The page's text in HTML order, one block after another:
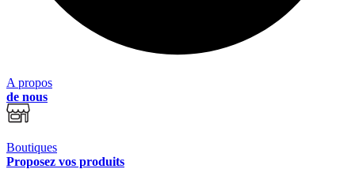
A propos
de nous
Boutiques
Proposez vos produits